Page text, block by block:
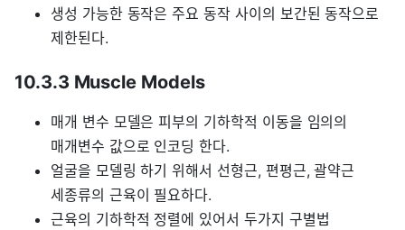
생성 가능한 동작은 주요 동작 사이의 보간된 동작으로
제한된다.
10.3.3 Muscle Models
매개 변수 모델은 피부의 기하학적 이동을 임의의
매개변수 값으로 인코딩 한다.
얼굴을 모델링 하기 위해서 선형근, 편평근, 괄약근
세종류의 근육이 필요하다.
근육의 기하학적 정렬에 있어서 두가지 구별법